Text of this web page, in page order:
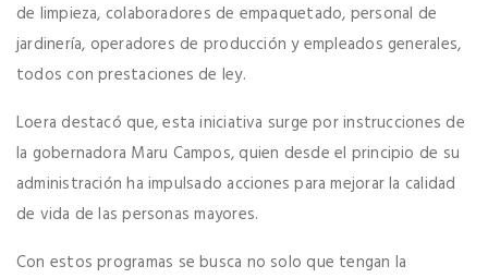
de limpieza, colaboradores de empaquetado, personal de
jardinería, operadores de producción y empleados generales,
todos con prestaciones de ley.
Loera destacó que, esta iniciativa surge por instrucciones de
la gobernadora Maru Campos, quien desde el principio de su
administración ha impulsado acciones para mejorar la calidad
de vida de las personas mayores.
Con estos programas se busca no solo que tengan la